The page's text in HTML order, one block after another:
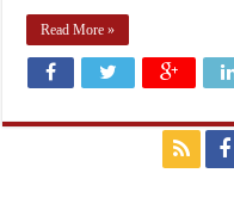
Read More »